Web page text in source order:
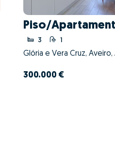
Piso/
3 1
Glória e Vera Cruz, Aveiro,
300.000 €